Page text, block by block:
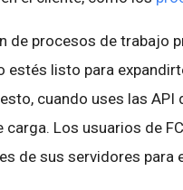
de procesos de trabajo
estés listo para
cuando uses las API
Los usuarios de
de sus servidores para